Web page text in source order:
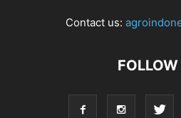
Contact us: